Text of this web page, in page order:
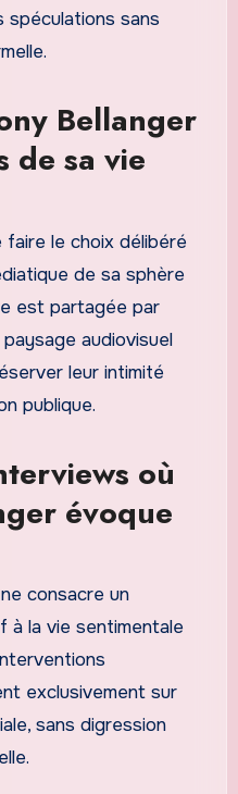
spéculations sans
Bellanger
de sa vie
faire le choix délibéré
de sa sphère
est partagée par
audiovisuel
leur intimité
publique.
où
évoque
consacre un
à la vie sentimentale
exclusivement sur
sans digression